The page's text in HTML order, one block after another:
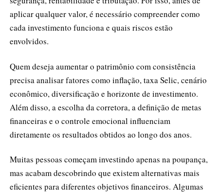
aplicar qualquer valor, é necessário compreender como
cada investimento funciona e quais riscos estão
envolvidos.
Quem deseja aumentar o patrimônio com consistência
precisa analisar fatores como inflação, taxa Selic, cenário
econômico, diversificação e horizonte de investimento.
Além disso, a escolha da corretora, a definição de metas
financeiras e o controle emocional influenciam
diretamente os resultados obtidos ao longo dos anos.
Muitas pessoas começam investindo apenas na poupança,
mas acabam descobrindo que existem alternativas mais
eficientes para diferentes objetivos financeiros. Algumas